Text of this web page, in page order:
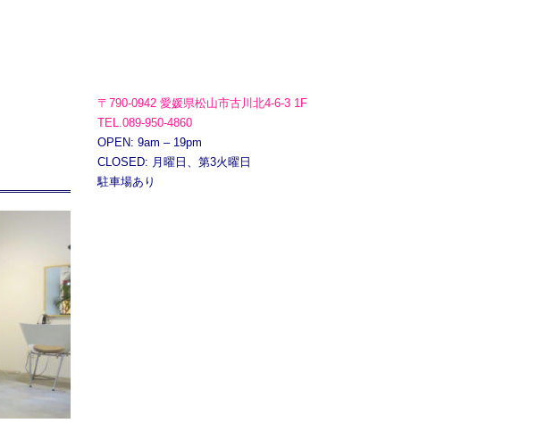
〒790-0942 愛媛県松山市古川北4-6-3 1F
TEL.089-950-4860
OPEN: 9am – 19pm
CLOSED: 月曜日、第3火曜日
駐車場あり